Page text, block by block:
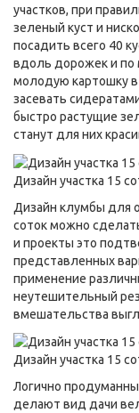
участков, при
зеленый куст и
посадить всего 40
вдоль дорожек и по
молодую картошку
засевать
быстро растущие
станут для них
Дизайн участка 15
Дизайн клумбы для
соток можно
и проекты это
представленных
применение
неутешительный
вмешательства
Дизайн участка 15
Логично
делают вид дачи